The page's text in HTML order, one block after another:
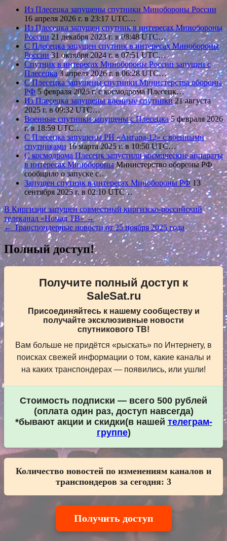
Из Плесецка запущены спутники Минобороны России
16 апреля 2026 г. в 23:17 UTC…
Из Плесецка запущен спутник в интересах Минобороны
России21 декабря 2023 г. в 08:48 UTC…
С Плесецка запущен спутник в интересах Минобороны
России31 октября 2024 г. в 07:51 UTC…
Спутник в интересах Минобороны России запущен с
Плесецка3 апреля 2026 г. в 06:28 UTC…
С Плесецка запущены спутники Министерства обороны
РФ5 февраля 2025 г. с космодрома Плесецк…
Из Плесецка запущены военные спутники21 августа
2025 г. в 09:32 UTC…
Военные спутники запущены с Плесецка5 февраля 2026
г. в 18:59 UTC…
С Плесецка запущены РН «Ангара-12» с военными
спутниками16 марта 2025 г. в 10:50 UTC…
С космодрома Плесецк запустили космические аппараты
в интересах МинобороныМинистерство обороны РФ
сообщило о запуске с…
Запущен спутник в интересах Минобороны РФ13
сентября 2025 г. в 02:10 UTC…
Навигация
по
записям
В Киргизии запущен совместный киргизско-российский
телеканал «Номад ТВ» →
← Транспондерные новости от 25 ноября 2025 года
Полный доступ!
Получите полный доступ к
SaleSat.ru
Присоединяйтесь к нашему сообществу и
получайте эксклюзивные новости
спутникового ТВ!
Вам больше не придётся «рыскать» по Интернету, в
поисках свежей информации о том, какие каналы и
на каких транспондерах — появились, или ушли!
Стоимость подписки — всего 500 рублей
(оплата один раз, доступ навсегда)
*бывают акции и скидки(в нашей телеграм-
группе)
Количество новостей по изменениям каналов и
транспондеров за сегодня: 3
Получить доступ